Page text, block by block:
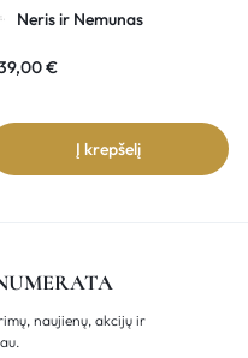
Neris ir Nemunas
€
Į krepšelį
naujienų, akcijų ir